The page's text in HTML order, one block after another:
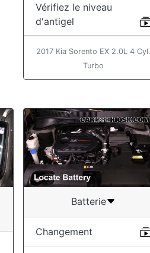
Vérifiez le niveau
d'antigel
2017 Kia Sorento EX 2.0L 4 Cyl.
Turbo
Batterie
Changement